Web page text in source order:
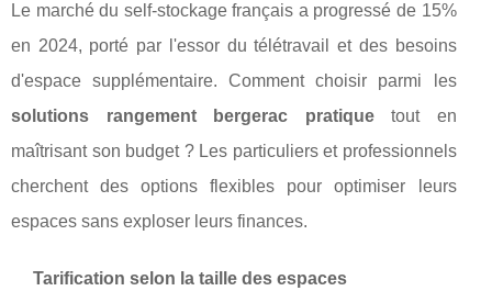
Le marché du self-stockage français a progressé de 15%
en 2024, porté par l'essor du télétravail et des besoins
d'espace supplémentaire. Comment choisir parmi les
solutions rangement bergerac pratiquetout en
maîtrisant son budget ? Les particuliers et professionnels
cherchent des options flexibles pour optimiser leurs
espaces sans exploser leurs finances.
Tarification selon la taille des espaces